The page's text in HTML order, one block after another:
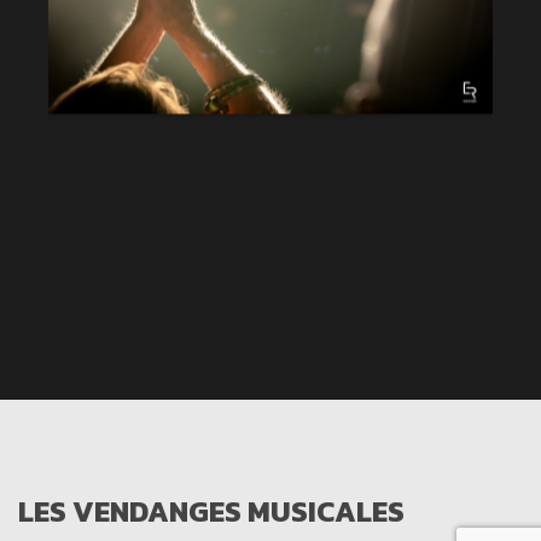
LES VENDANGES MUSICALES